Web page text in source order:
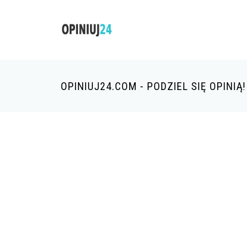
OPINIUJ24.COM - PODZIEL SIĘ OPINIĄ!